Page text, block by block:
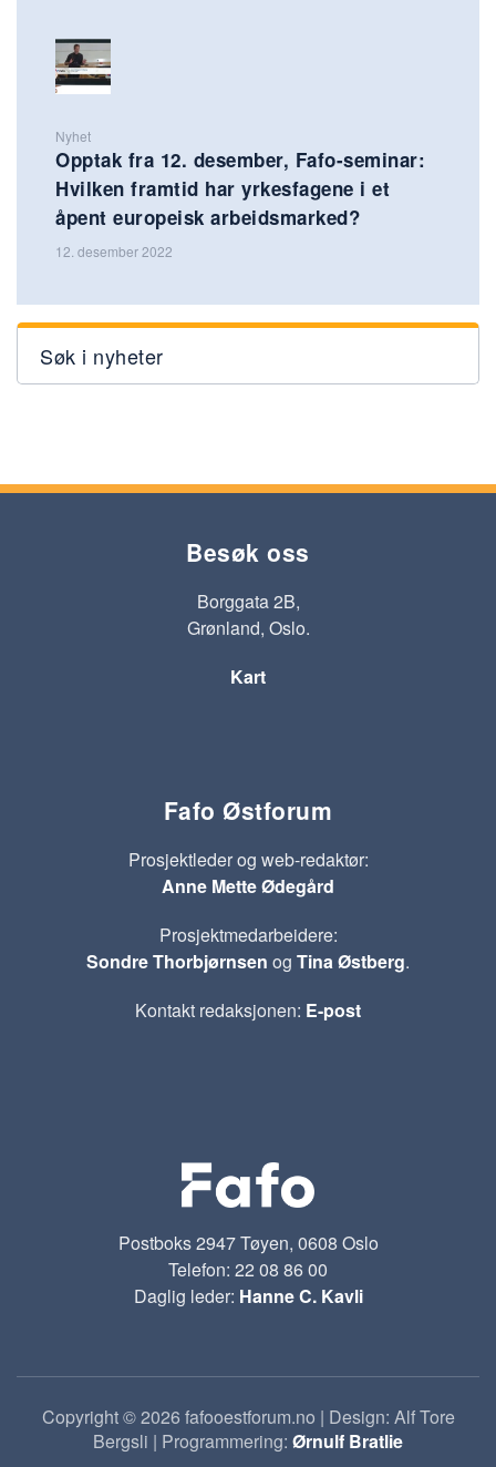
Nyhet
Opptak fra 12. desember, Fafo-seminar:
Hvilken framtid har yrkesfagene i et
åpent europeisk arbeidsmarked?
12. desember 2022
Søk i nyheter
Besøk oss
Borggata 2B,
Grønland, Oslo.
Kart
Fafo Østforum
Prosjektleder og web-redaktør:
Anne Mette Ødegård
Prosjektmedarbeidere:
Sondre Thorbjørnsen og Tina Østberg.
Kontakt redaksjonen: E-post
Postboks 2947 Tøyen, 0608 Oslo
Telefon: 22 08 86 00
Daglig leder: Hanne C. Kavli
Copyright © 2026 fafooestforum.no | Design: Alf Tore
Bergsli | Programmering: Ørnulf Bratlie